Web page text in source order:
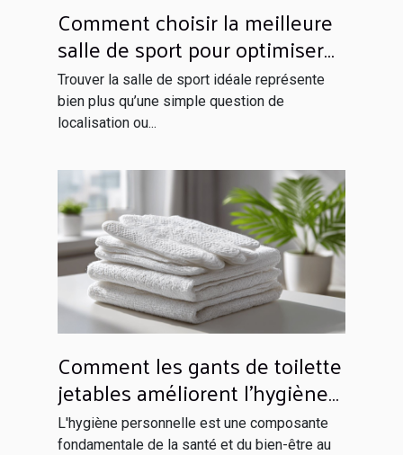
Comment choisir la meilleure
salle de sport pour optimiser
votre entraînement ?
Trouver la salle de sport idéale représente
bien plus qu’une simple question de
localisation ou...
Comment les gants de toilette
jetables améliorent l'hygiène
quotidienne
L'hygiène personnelle est une composante
fondamentale de la santé et du bien-être au